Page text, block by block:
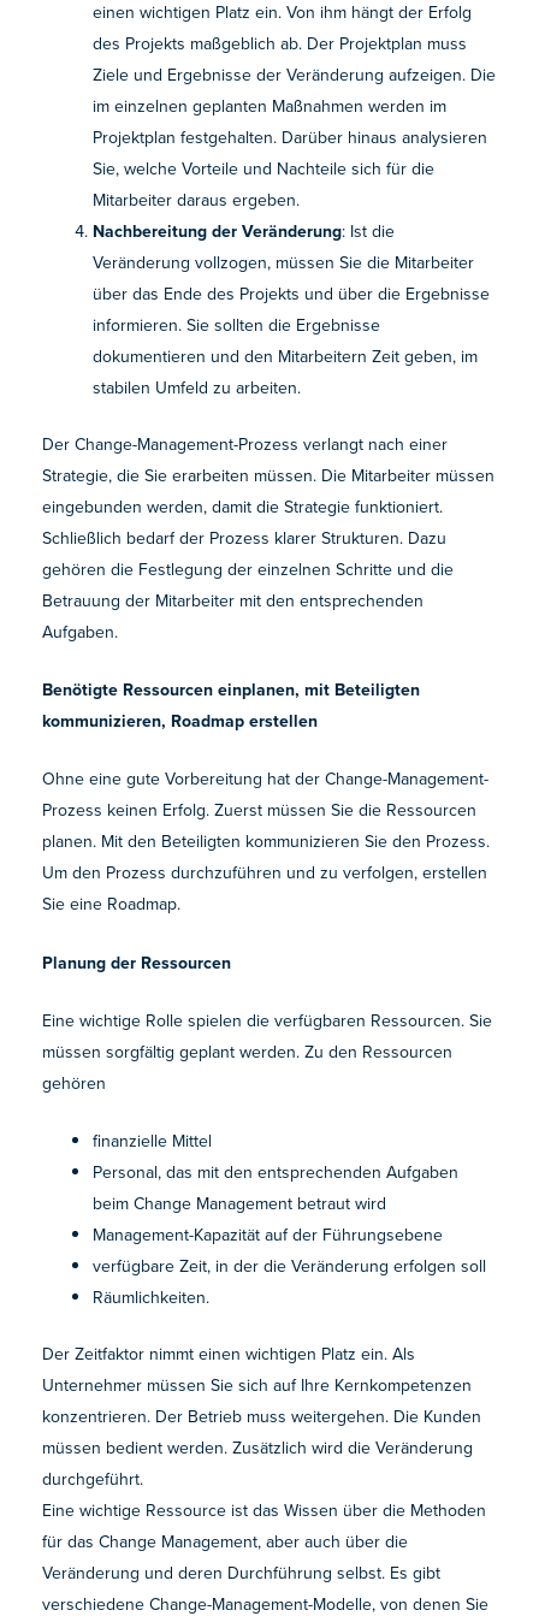
einen wichtigen Platz ein. Von ihm hängt der Erfolg
des Projekts maßgeblich ab. Der Projektplan muss
Ziele und Ergebnisse der Veränderung aufzeigen. Die
im einzelnen geplanten Maßnahmen werden im
Projektplan festgehalten. Darüber hinaus analysieren
Sie, welche Vorteile und Nachteile sich für die
Mitarbeiter daraus ergeben.
Nachbereitung der Veränderung: Ist die
Veränderung vollzogen, müssen Sie die Mitarbeiter
über das Ende des Projekts und über die Ergebnisse
informieren. Sie sollten die Ergebnisse
dokumentieren und den Mitarbeitern Zeit geben, im
stabilen Umfeld zu arbeiten.
Der Change-Management-Prozess verlangt nach einer
Strategie, die Sie erarbeiten müssen. Die Mitarbeiter müssen
eingebunden werden, damit die Strategie funktioniert.
Schließlich bedarf der Prozess klarer Strukturen. Dazu
gehören die Festlegung der einzelnen Schritte und die
Betrauung der Mitarbeiter mit den entsprechenden
Aufgaben.
Benötigte Ressourcen einplanen, mit Beteiligten
kommunizieren, Roadmap erstellen
Ohne eine gute Vorbereitung hat der Change-Management-
Prozess keinen Erfolg. Zuerst müssen Sie die Ressourcen
planen. Mit den Beteiligten kommunizieren Sie den Prozess.
Um den Prozess durchzuführen und zu verfolgen, erstellen
Sie eine Roadmap.
Planung der Ressourcen
Eine wichtige Rolle spielen die verfügbaren Ressourcen. Sie
müssen sorgfältig geplant werden. Zu den Ressourcen
gehören
finanzielle Mittel
Personal, das mit den entsprechenden Aufgaben
beim Change Management betraut wird
Management-Kapazität auf der Führungsebene
verfügbare Zeit, in der die Veränderung erfolgen soll
Räumlichkeiten.
Der Zeitfaktor nimmt einen wichtigen Platz ein. Als
Unternehmer müssen Sie sich auf Ihre Kernkompetenzen
konzentrieren. Der Betrieb muss weitergehen. Die Kunden
müssen bedient werden. Zusätzlich wird die Veränderung
durchgeführt.
Eine wichtige Ressource ist das Wissen über die Methoden
für das Change Management, aber auch über die
Veränderung und deren Durchführung selbst. Es gibt
verschiedene Change-Management-Modelle, von denen Sie